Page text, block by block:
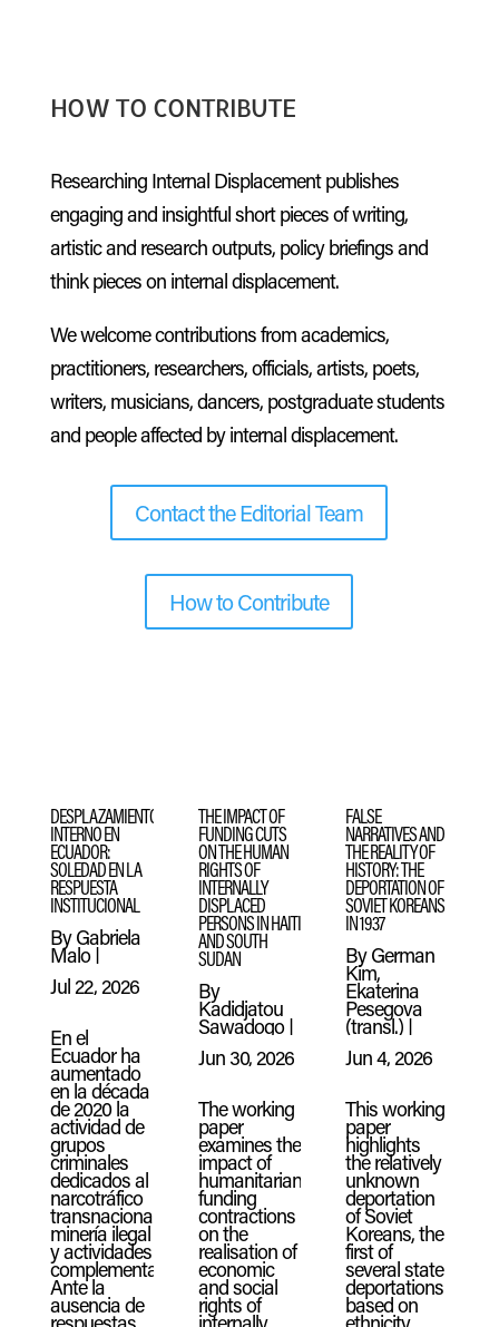
HOW TO CONTRIBUTE
Researching Internal Displacement publishes
engaging and insightful short pieces of writing,
artistic and research outputs, policy briefings and
think pieces on internal displacement.
We welcome contributions from academics,
practitioners, researchers, officials, artists, poets,
writers, musicians, dancers, postgraduate students
and people affected by internal displacement.
Contact the Editorial Team
How to Contribute
DESPLAZAMIENTO
INTERNO EN
ECUADOR:
SOLEDAD EN LA
RESPUESTA
INSTITUCIONAL
ByGabriela
Malo|
Jul 22, 2026
En el
Ecuador ha
aumentado
en la década
de 2020 la
actividad de
grupos
criminales
dedicados al
narcotráfico
transnacional,
minería ilegal
y actividades
complementarias.
Ante la
ausencia de
THE IMPACT OF
FUNDING CUTS
ON THE HUMAN
RIGHTS OF
INTERNALLY
DISPLACED
PERSONS IN HAITI
AND SOUTH
SUDAN
By
Kadidjatou
Sawadogo|
Jun 30, 2026
The working
paper
examines the
impact of
humanitarian
funding
contractions
on the
realisation of
economic
and social
rights of
FALSE
NARRATIVES AND
THE REALITY OF
HISTORY: THE
DEPORTATION OF
SOVIET KOREANS
IN 1937
ByGerman
Kim,
Ekaterina
Pesegova
(transl.) |
Jun 4, 2026
This working
paper
highlights
the relatively
unknown
deportation
of Soviet
Koreans, the
first of
several state
deportations
based on